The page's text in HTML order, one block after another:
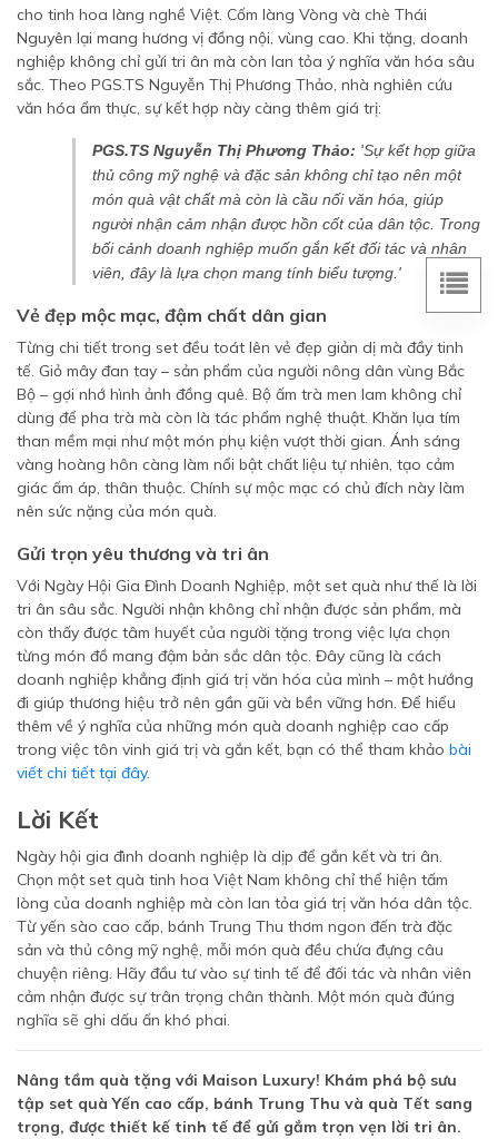
cho tinh hoa làng nghề Việt. Cốm làng Vòng và chè Thái
Nguyên lại mang hương vị đồng nội, vùng cao. Khi tặng, doanh
nghiệp không chỉ gửi tri ân mà còn lan tỏa ý nghĩa văn hóa sâu
sắc. Theo PGS.TS Nguyễn Thị Phương Thảo, nhà nghiên cứu
văn hóa ẩm thực, sự kết hợp này càng thêm giá trị:
PGS.TS Nguyễn Thị Phương Thảo: 'Sự kết hợp giữa
thủ công mỹ nghệ và đặc sản không chỉ tạo nên một
món quà vật chất mà còn là cầu nối văn hóa, giúp
người nhận cảm nhận được hồn cốt của dân tộc. Trong
bối cảnh doanh nghiệp muốn gắn kết đối tác và nhân
viên, đây là lựa chọn mang tính biểu tượng.'
Vẻ đẹp mộc mạc, đậm chất dân gian
Từng chi tiết trong set đều toát lên vẻ đẹp giản dị mà đầy tinh
tế. Giỏ mây đan tay – sản phẩm của người nông dân vùng Bắc
Bộ – gợi nhớ hình ảnh đồng quê. Bộ ấm trà men lam không chỉ
dùng để pha trà mà còn là tác phẩm nghệ thuật. Khăn lụa tím
than mềm mại như một món phụ kiện vượt thời gian. Ánh sáng
vàng hoàng hôn càng làm nổi bật chất liệu tự nhiên, tạo cảm
giác ấm áp, thân thuộc. Chính sự mộc mạc có chủ đích này làm
nên sức nặng của món quà.
Gửi trọn yêu thương và tri ân
Với Ngày Hội Gia Đình Doanh Nghiệp, một set quà như thế là lời
tri ân sâu sắc. Người nhận không chỉ nhận được sản phẩm, mà
còn thấy được tâm huyết của người tặng trong việc lựa chọn
từng món đồ mang đậm bản sắc dân tộc. Đây cũng là cách
doanh nghiệp khẳng định giá trị văn hóa của mình – một hướng
đi giúp thương hiệu trở nên gần gũi và bền vững hơn. Để hiểu
thêm về ý nghĩa của những món quà doanh nghiệp cao cấp
trong việc tôn vinh giá trị và gắn kết, bạn có thể tham khảo bài
viết chi tiết tại đây.
Lời Kết
Ngày hội gia đình doanh nghiệp là dịp để gắn kết và tri ân.
Chọn một set quà tinh hoa Việt Nam không chỉ thể hiện tấm
lòng của doanh nghiệp mà còn lan tỏa giá trị văn hóa dân tộc.
Từ yến sào cao cấp, bánh Trung Thu thơm ngon đến trà đặc
sản và thủ công mỹ nghệ, mỗi món quà đều chứa đựng câu
chuyện riêng. Hãy đầu tư vào sự tinh tế để đối tác và nhân viên
cảm nhận được sự trân trọng chân thành. Một món quà đúng
nghĩa sẽ ghi dấu ấn khó phai.
Nâng tầm quà tặng với Maison Luxury! Khám phá bộ sưu
tập set quà Yến cao cấp, bánh Trung Thu và quà Tết sang
trọng, được thiết kế tinh tế để gửi gắm trọn vẹn lời tri ân.